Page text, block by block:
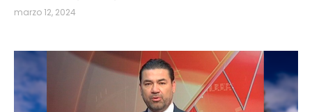
marzo 12, 2024